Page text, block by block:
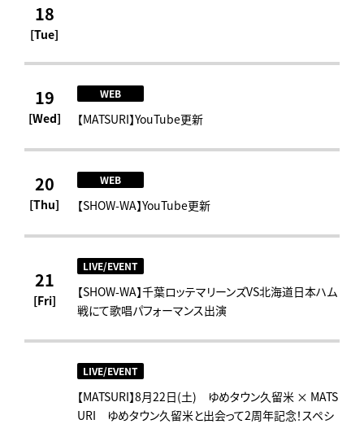
18
[Tue]
19
[Wed]
WEB
【MATSURI】YouTube更新
20
[Thu]
WEB
【SHOW-WA】YouTube更新
21
[Fri]
LIVE/EVENT
【SHOW-WA】千葉ロッテマリーンズVS北海道日本ハム
戦にて歌唱パフォーマンス出演
LIVE/EVENT
【MATSURI】8月22日(土) ゆめタウン久留米 × MATS
URI ゆめタウン久留米と出会って2周年記念！スペシ